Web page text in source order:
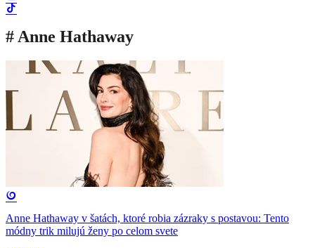
# Anne Hathaway
Anne Hathaway v šatách, ktoré robia zázraky s postavou: Tento
módny trik milujú ženy po celom svete